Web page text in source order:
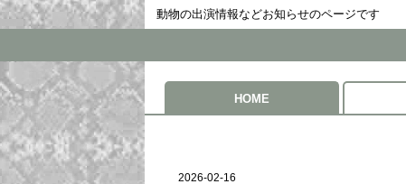
動物の出演情報などお知らせのページです
HOME
2026-02-16